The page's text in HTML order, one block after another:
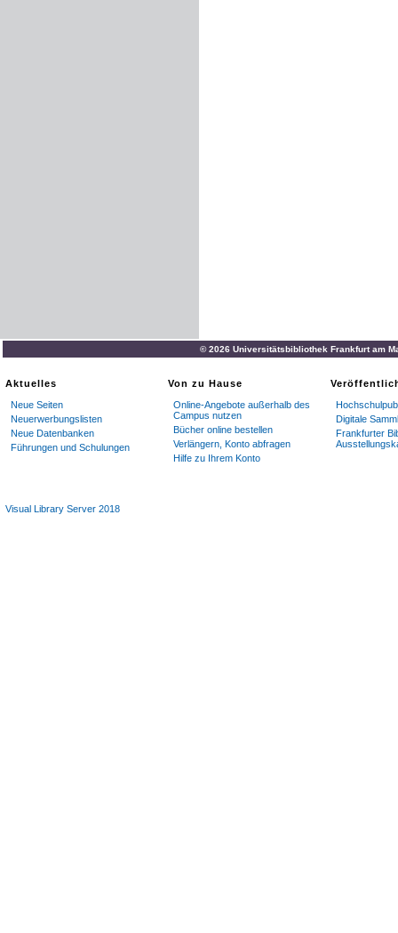
© 2026 Universitätsbibliothek Frankfurt am
Aktuelles
Neue Seiten
Neuerwerbungslisten
Neue Datenbanken
Führungen und Schulungen
Von zu Hause
Online-Angebote außerhalb des
Campus nutzen
Bücher online bestellen
Verlängern, Konto abfragen
Hilfe zu Ihrem Konto
Digitale
Frankfurter
Visual Library Server 2018